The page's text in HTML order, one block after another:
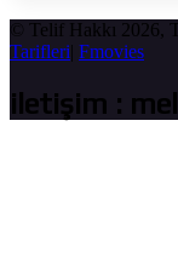
© Telif Hakkı 2026,
Tarifleri| Fmovies
iletişim :